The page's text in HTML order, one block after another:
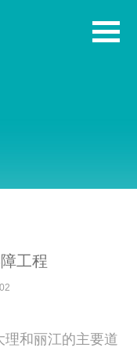
工程
和丽江的主要道